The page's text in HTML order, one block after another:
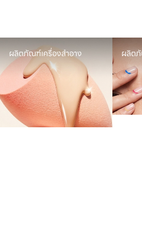
ผลิตภัณฑ์เครื่องสำอาง ผลิต